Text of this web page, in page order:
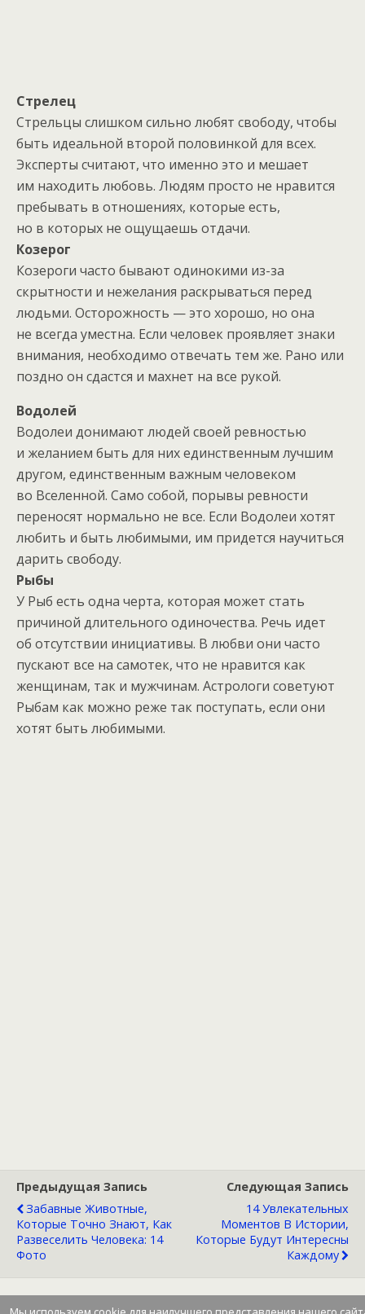
Стрелец
Стрельцы слишком сильно любят свободу, чтобы
быть идеальной второй половинкой для всех.
Эксперты считают, что именно это и мешает
им находить любовь. Людям просто не нравится
пребывать в отношениях, которые есть,
но в которых не ощущаешь отдачи.
Козерог
Козероги часто бывают одинокими из-за
скрытности и нежелания раскрываться перед
людьми. Осторожность — это хорошо, но она
не всегда уместна. Если человек проявляет знаки
внимания, необходимо отвечать тем же. Рано или
поздно он сдастся и махнет на все рукой.
Водолей
Водолеи донимают людей своей ревностью
и желанием быть для них единственным лучшим
другом, единственным важным человеком
во Вселенной. Само собой, порывы ревности
переносят нормально не все. Если Водолеи хотят
любить и быть любимыми, им придется научиться
дарить свободу.
Рыбы
У Рыб есть одна черта, которая может стать
причиной длительного одиночества. Речь идет
об отсутствии инициативы. В любви они часто
пускают все на самотек, что не нравится как
женщинам, так и мужчинам. Астрологи советуют
Рыбам как можно реже так поступать, если они
хотят быть любимыми.
Предыдущая Запись
Забавные Животные,
Которые Точно Знают, Как
Развеселить Человека: 14
Фото
Следующая Запись
14 Увлекательных
Моментов В Истории,
Которые Будут Интересны
Каждому